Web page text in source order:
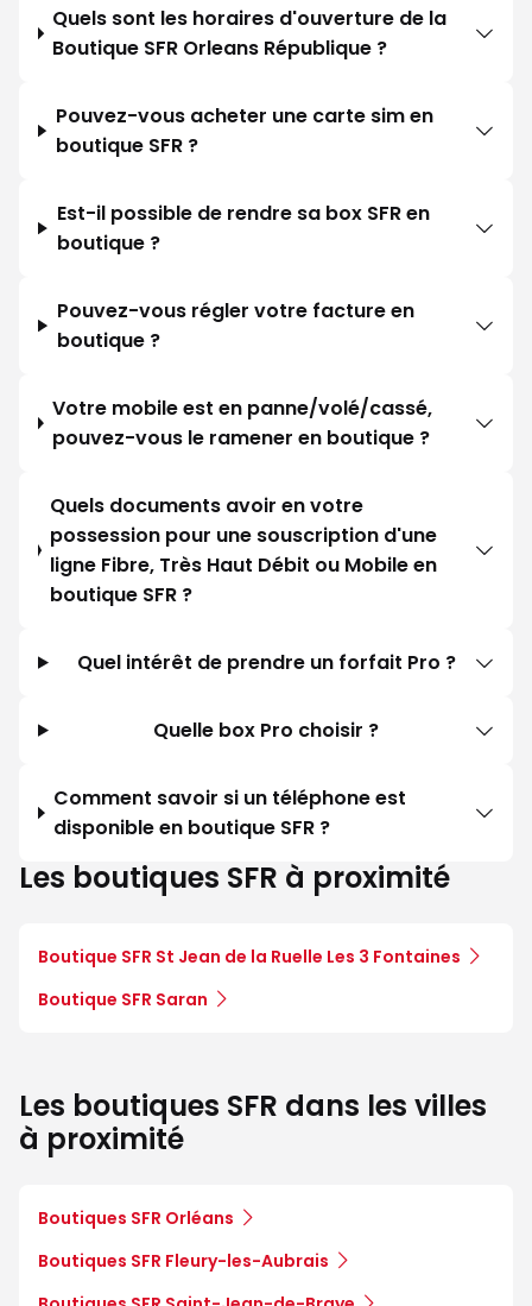
Quels sont les horaires d'ouverture de la
Boutique SFR Orleans République ?
Pouvez-vous acheter une carte sim en
boutique SFR ?
Est-il possible de rendre sa box SFR en
boutique ?
Pouvez-vous régler votre facture en
boutique ?
Votre mobile est en panne/volé/cassé,
pouvez-vous le ramener en boutique ?
Quels documents avoir en votre
possession pour une souscription d'une
ligne Fibre, Très Haut Débit ou Mobile en
boutique SFR ?
Quel intérêt de prendre un forfait Pro ?
Quelle box Pro choisir ?
Comment savoir si un téléphone est
disponible en boutique SFR ?
Les boutiques SFR à proximité
Boutique SFR St Jean de la Ruelle Les 3 Fontaines
Boutique SFR Saran
Les boutiques SFR dans les villes
à proximité
Boutiques SFR Orléans
Boutiques SFR Fleury-les-Aubrais